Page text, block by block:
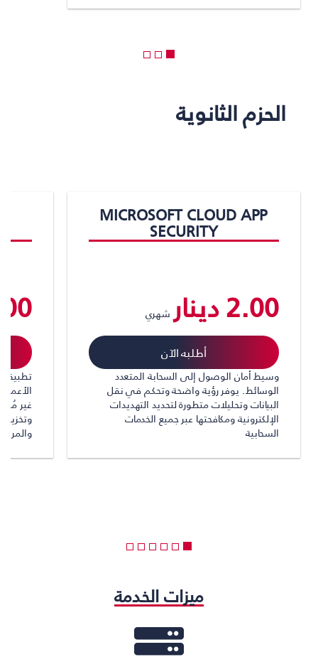
الحزم الثانوية
MICROSOFT CLOUD APP
SECURITY
2.00 دينار شهري
أطلبه الآن
وسيط أمان الوصول إلى السحابة المتعدد
الوسائط. يوفر رؤية واضحة وتحكم في نقل
البيانات وتحليلات متطورة لتحديد التهديدات
الإلكترونية ومكافحتها عبر جميع الخدمات
السحابية
5.00
غير
وتخزين
ميزات الخدمة